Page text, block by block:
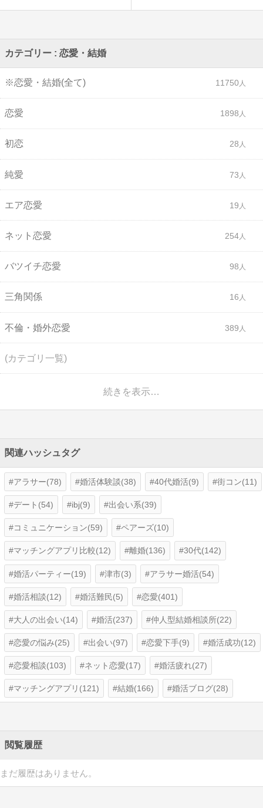
カテゴリー : 恋愛・結婚
※恋愛・結婚(全て) 11750
恋愛 1898
初恋 28
純愛 73
エア恋愛 19
ネット恋愛 254
バツイチ恋愛 98
三角関係 16
不倫・婚外恋愛 389
(カテゴリ一覧)
続きを表示…
関連ハッシュタグ
アラサー(78) 婚活体験談(38) 40代婚活(9) 街コン(11)
デート(54) ibj(9) 出会い系(39)
コミュニケーション(59) ペアーズ(10)
マッチングアプリ比較(12) 離婚(136) 30代(142)
婚活パーティー(19) 津市(3) アラサー婚活(54)
婚活相談(12) 婚活難民(5) 恋愛(401)
大人の出会い(14) 婚活(237) 仲人型結婚相談所(22)
恋愛の悩み(25) 出会い(97) 恋愛下手(9) 婚活成功(12)
恋愛相談(103) ネット恋愛(17) 婚活疲れ(27)
マッチングアプリ(121) 結婚(166) 婚活ブログ(28)
閲覧履歴
まだ履歴はありません。